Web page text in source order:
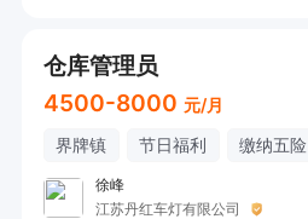
仓库管理员
4500-8000 元/月
界牌镇 节日福利 缴纳五险
徐峰
江苏丹红车灯有限公司